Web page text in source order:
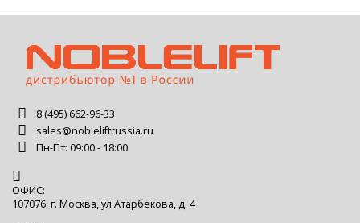
8 (495) 662-96-33
sales@nobleliftrussia.ru
Пн-Пт: 09:00 - 18:00
ОФИС:
107076, г. Москва, ул Атарбекова, д. 4